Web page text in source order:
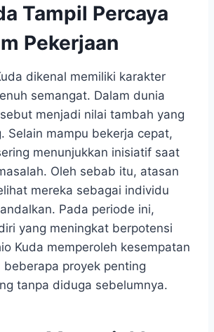
Tampil Percaya
Pekerjaan
dikenal memiliki karakter
semangat. Dalam dunia
menjadi nilai tambah yang
Selain mampu bekerja cepat,
menunjukkan inisiatif saat
Oleh sebab itu, atasan
mereka sebagai individu
Pada periode ini,
yang meningkat berpotensi
Kuda memperoleh kesempatan
beberapa proyek penting
tanpa diduga sebelumnya.